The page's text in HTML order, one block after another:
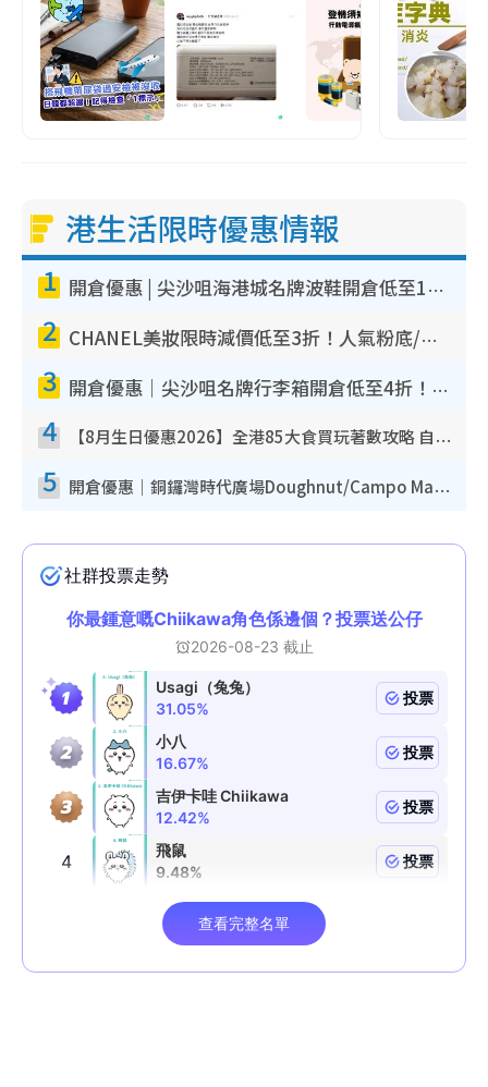
港生活限時優惠情報
1 開倉優惠 | 尖沙咀海港城名牌波鞋開倉低至1折！On鞋$899起／Joy&Peace鞋履$98起
2 CHANEL美妝限時減價低至3折！人氣粉底/唇膏/精華液低至$275！COCO香水都有平
3 開倉優惠｜尖沙咀名牌行李箱開倉低至4折！一連5日 American Tourister/ace./Hallmark $200起！
4 【8月生日優惠2026】全港85大食買玩著數攻略 自助餐/火鍋放題同行免費＋誠品/DONKI送現金券
5 開倉優惠｜銅鑼灣時代廣場Doughnut/Campo Marzio開倉低至1折！背囊、書包、手袋劈價$200起